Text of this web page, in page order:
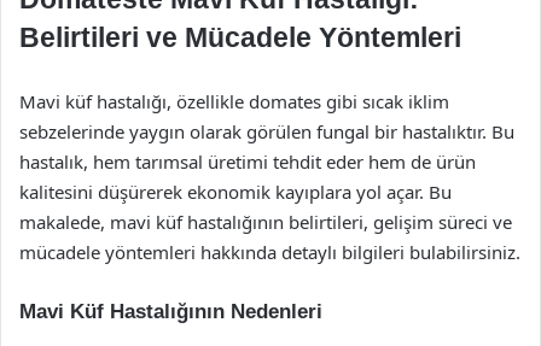
Belirtileri ve Mücadele Yöntemleri
Mavi küf hastalığı, özellikle domates gibi sıcak iklim
sebzelerinde yaygın olarak görülen fungal bir hastalıktır. Bu
hastalık, hem tarımsal üretimi tehdit eder hem de ürün
kalitesini düşürerek ekonomik kayıplara yol açar. Bu
makalede, mavi küf hastalığının belirtileri, gelişim süreci ve
mücadele yöntemleri hakkında detaylı bilgileri bulabilirsiniz.
Mavi Küf Hastalığının Nedenleri